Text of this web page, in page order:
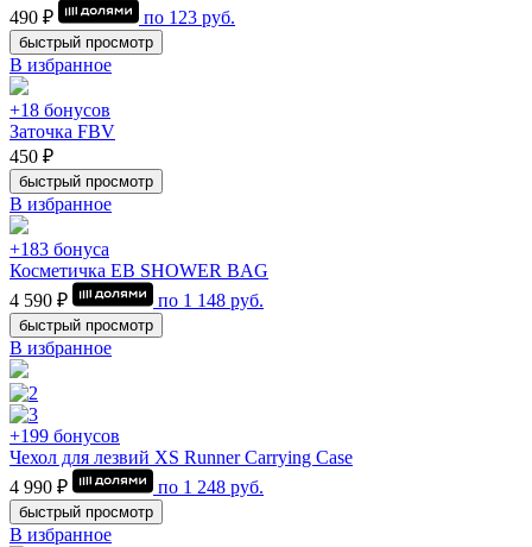
490 ₽
по 123 руб.
быстрый просмотр
В избранное
+18 бонусов
Заточка FBV
450 ₽
быстрый просмотр
В избранное
+183 бонуса
Косметичка EB SHOWER BAG
4 590 ₽
по 1 148 руб.
быстрый просмотр
В избранное
+199 бонусов
Чехол для лезвий XS Runner Carrying Case
4 990 ₽
по 1 248 руб.
быстрый просмотр
В избранное